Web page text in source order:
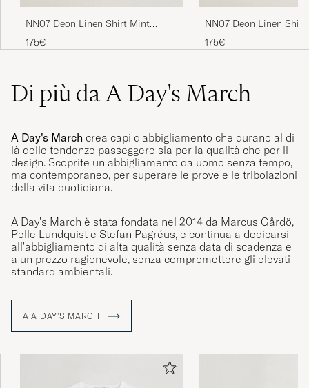
NN07 Deon Linen Shirt Mint
Stripe
175€
NN07 Deon Linen Shirt
Stripe
175€
Di più da A Day's March
A Day's March crea capi d'abbigliamento che durano al di
là delle tendenze passeggere sia per la qualità che per il
design. Scoprite un abbigliamento da uomo senza tempo,
ma contemporaneo, per superare le prove e le tribolazioni
della vita quotidiana.
A Day's March è stata fondata nel 2014 da Marcus Gårdö,
Pelle Lundquist e Stefan Pagréus, e continua a dedicarsi
all'abbigliamento di alta qualità senza data di scadenza e
a un prezzo ragionevole, senza compromettere gli elevati
standard ambientali.
A A DAY'S MARCH